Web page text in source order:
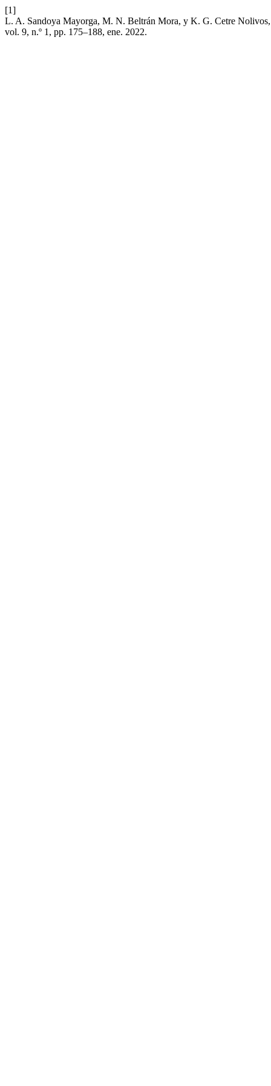
[1]
L. A. Sandoya Mayorga, M. N. Beltrán Mora, y K. G. Cetre
vol. 9, n.º 1, pp. 175–188, ene. 2022.